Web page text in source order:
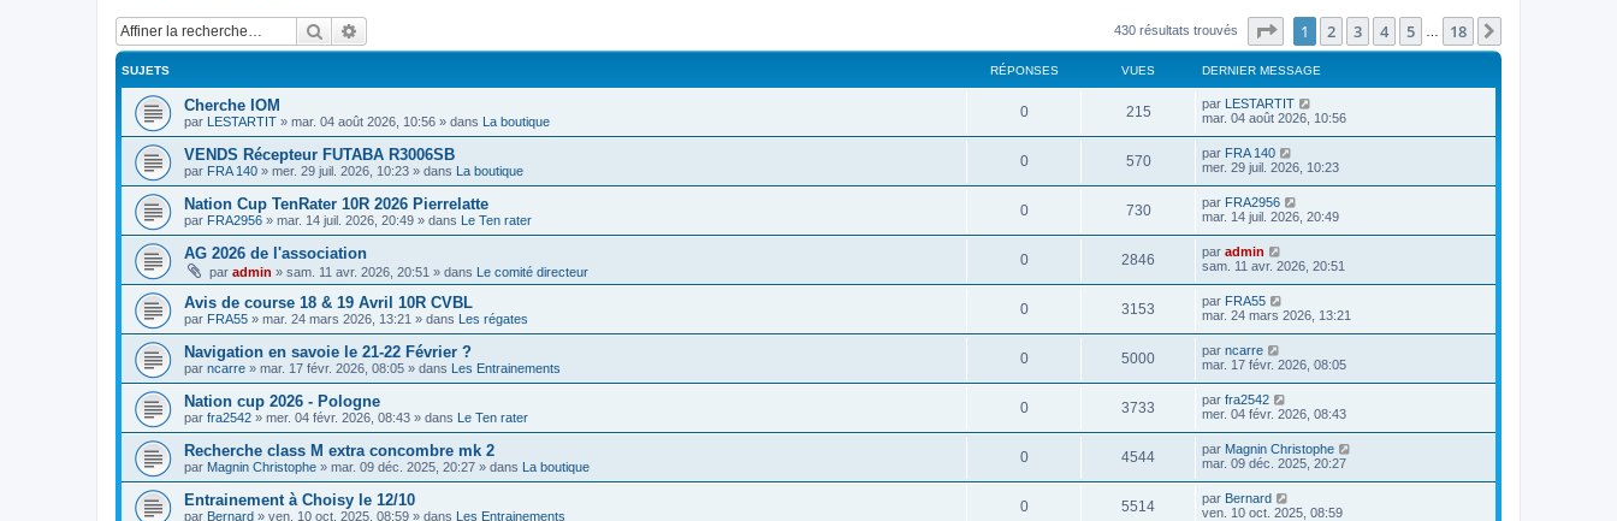
Rechercher 430 résultats trouvés Page sur18
1 2 3 4 5 18
SUJETS RÉPONSES VUES DERNIER MESSAGE
Cherche IOM
par LESTARTIT » mar. 04 août 2026, 10:56 » dans La boutique
0 215 par LESTARTIT
mar. 04 août 2026, 10:56
VENDS Récepteur FUTABA R3006SB
par FRA 140 » mer. 29 juil. 2026, 10:23 » dans La boutique
0 570 par FRA 140
mer. 29 juil. 2026, 10:23
Nation Cup TenRater 10R 2026 Pierrelatte
par FRA2956 » mar. 14 juil. 2026, 20:49 » dans Le Ten rater
0 730 par FRA2956
mar. 14 juil. 2026, 20:49
AG 2026 de l'association
par admin » sam. 11 avr. 2026, 20:51 » dans Le comité directeur
0 2846 par admin
sam. 11 avr. 2026, 20:51
Avis de course 18 & 19 Avril 10R CVBL
par FRA55 » mar. 24 mars 2026, 13:21 » dans Les régates
0 3153 par FRA55
mar. 24 mars 2026, 13:21
Navigation en savoie le 21-22 Février ?
par ncarre » mar. 17 févr. 2026, 08:05 » dans Les Entrainements
0 5000 par ncarre
mar. 17 févr. 2026, 08:05
Nation cup 2026 - Pologne
par fra2542 » mer. 04 févr. 2026, 08:43 » dans Le Ten rater
0 3733 par fra2542
mer. 04 févr. 2026, 08:43
Recherche class M extra concombre mk 2
par Magnin Christophe » mar. 09 déc. 2025, 20:27 » dans La boutique
0 4544 par Magnin Christophe
mar. 09 déc. 2025, 20:27
Entrainement à Choisy le 12/10
par Bernard » ven. 10 oct. 2025, 08:59 » dans Les Entrainements
0 5514 par Bernard
ven. 10 oct. 2025, 08:59